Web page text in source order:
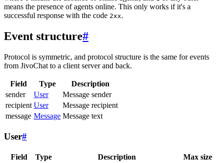
means the presence of agents online. This only works if it's a
successful response with the code 2xx.
Event structure#
Protocol is symmetric, and protocol structure is the same for events
from JivoChat to a client server and back.
Field Type
Description
sender
User
Message sender
recipient User
Message recipient
message Message Message text
User#
Field Type Description Max size